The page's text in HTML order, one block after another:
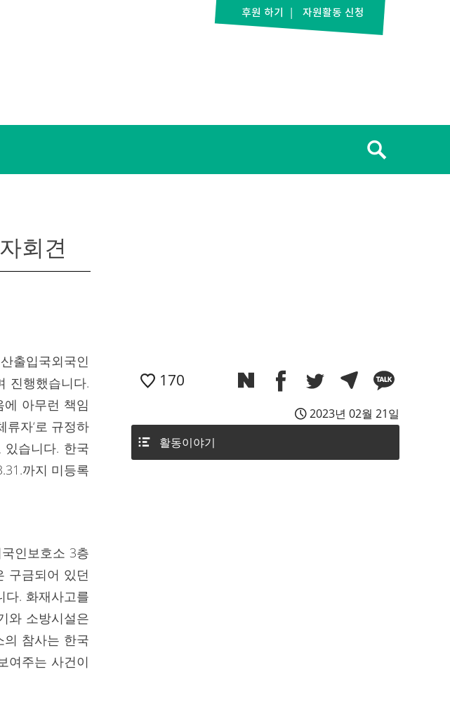
후원 하기 자원활동 신청
회견
출입국외국인
진행했습니다.
아무런 책임
자‘로 규정하
있습니다. 한국
까지 미등록
인보호소 3층
구금되어 있던
. 화재사고를
와 소방시설은
참사는 한국
여주는 사건이
170
2023년 02월 21일
활동이야기